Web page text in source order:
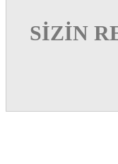
SİZİN